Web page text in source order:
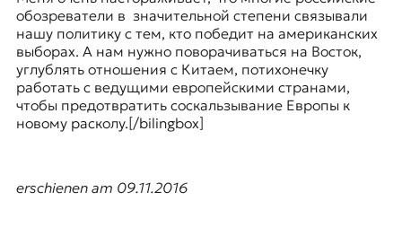
обозреватели в значительной степени связывали
нашу политику с тем, кто победит на американских
выборах. А нам нужно поворачиваться на Восток,
углублять отношения с Китаем, потихонечку
работать с ведущими европейскими странами,
чтобы предотвратить соскальзывание Европы к
новому расколу.[/bilingbox]
erschienen am 09.11.2016